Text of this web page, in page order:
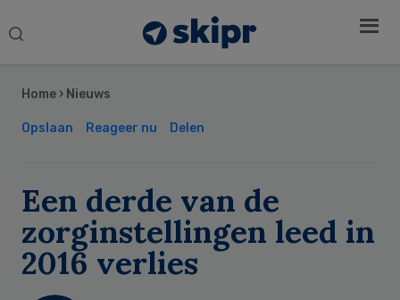
Search
Home › Nieuws
Opslaan Reageer nu Delen
Een derde van de
zorginstellingen leed in
2016 verlies
Sidebar